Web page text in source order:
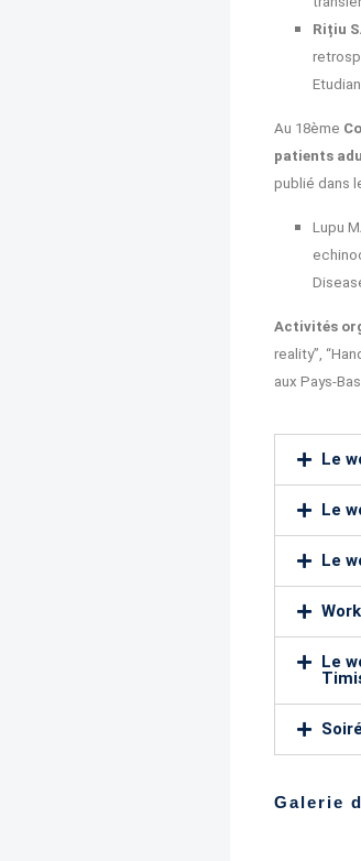
Rițiu
Au 18ème
patients
publié dans
Lupu
Activités
reality”,
aux Pays-
Le
Le
Le
Le
Galerie